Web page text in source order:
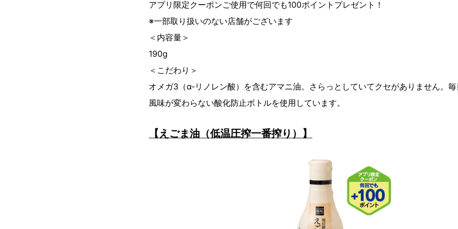
アプリ限定クーポンご使用で何回でも100ポイントプレゼント！
※一部取り扱いのない店舗がございます
＜内容量＞
190g
＜こだわり＞
オメガ3（α‐リノレン酸）を含むアマニ油。さらっとしていてクセがありません。
風味が変わらない酸化防止ボトルを使用しています。
【えごま油（低温圧搾一番搾り）】